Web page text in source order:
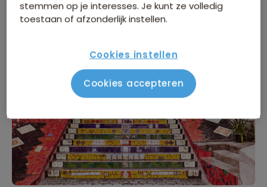
zoals in AC/DC Lane en Hosier Lane.
stemmen op je interesses. Je kunt ze volledig
toestaan of afzonderlijk instellen.
Cookies instellen
Cookies accepteren